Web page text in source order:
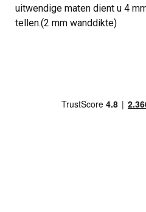
uitwendige maten dient u 4
tellen.(2 mm wanddikte)